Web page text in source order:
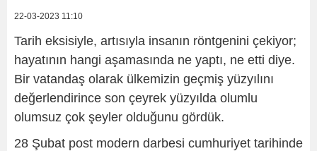
22-03-2023 11:10
Tarih eksisiyle, artısıyla insanın röntgenini çekiyor;
hayatının hangi aşamasında ne yaptı, ne etti diye.
Bir vatandaş olarak ülkemizin geçmiş yüzyılını
değerlendirince son çeyrek yüzyılda olumlu
olumsuz çok şeyler olduğunu gördük.
28 Şubat post modern darbesi cumhuriyet tarihinde